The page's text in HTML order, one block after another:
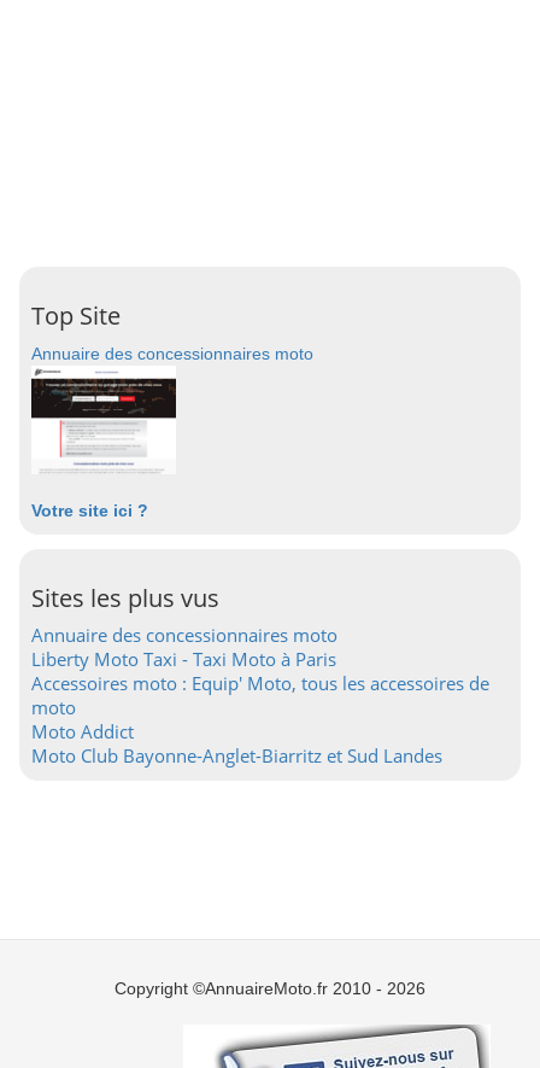
Top Site
Annuaire des concessionnaires moto
Votre site ici ?
Sites les plus vus
Annuaire des concessionnaires moto
Liberty Moto Taxi - Taxi Moto à Paris
Accessoires moto : Equip' Moto, tous les accessoires de
moto
Moto Addict
Moto Club Bayonne-Anglet-Biarritz et Sud Landes
Copyright ©AnnuaireMoto.fr 2010 - 2026